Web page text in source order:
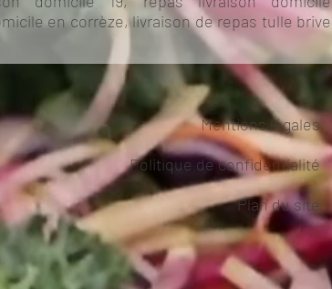
en corrèze, livraison de repas tulle brive
Mentions légales
Politique de confidentialité
Plan du site